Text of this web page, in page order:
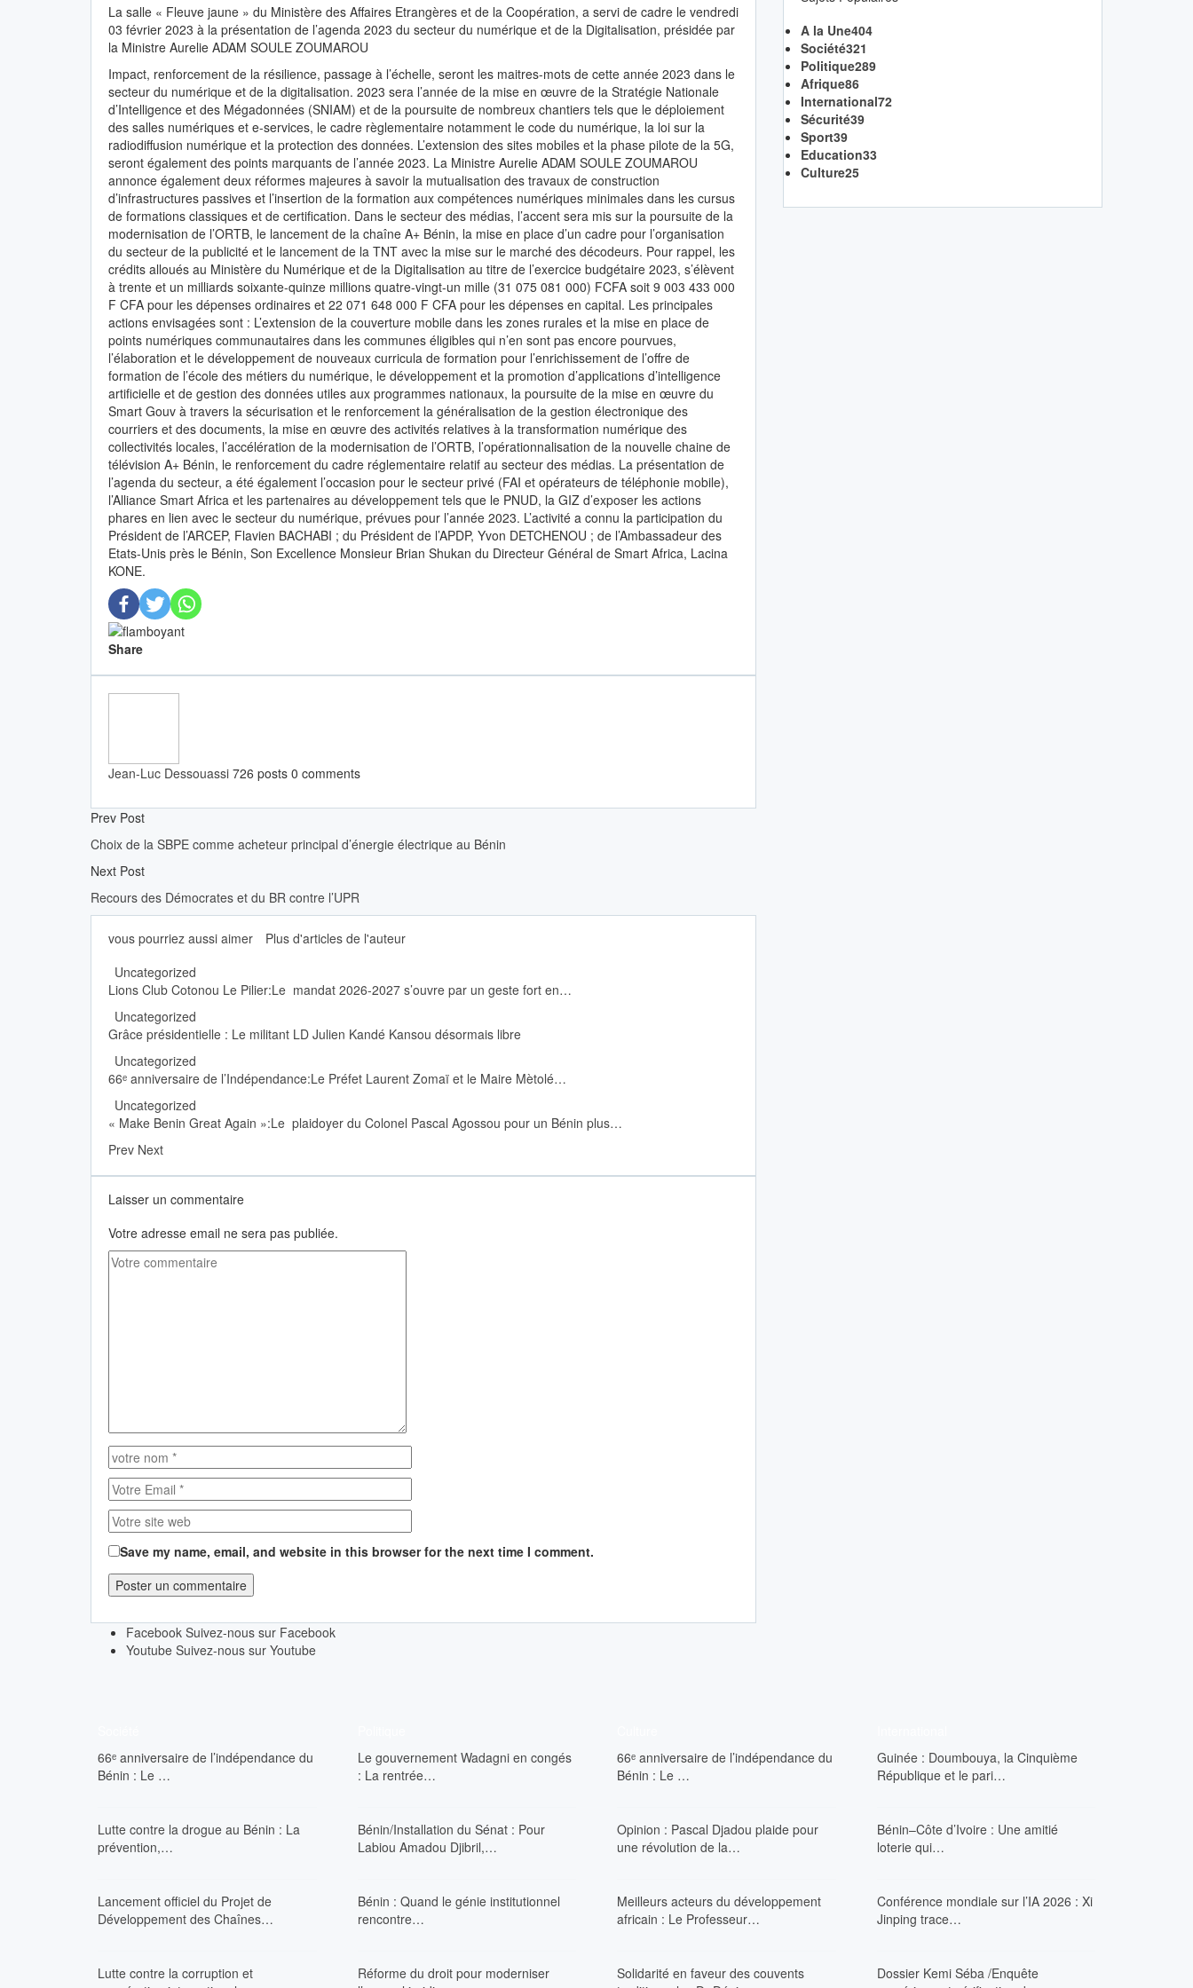
La salle « Fleuve jaune » du Ministère des Affaires Etrangères et de la Coopération, a servi de cadre le vendredi
03 février 2023 à la présentation de l’agenda 2023 du secteur du numérique et de la Digitalisation, présidée par
la Ministre Aurelie ADAM SOULE ZOUMAROU
Impact, renforcement de la résilience, passage à l’échelle, seront les maitres-mots de cette année 2023 dans le
secteur du numérique et de la digitalisation. 2023 sera l’année de la mise en œuvre de la Stratégie Nationale
d’Intelligence et des Mégadonnées (SNIAM) et de la poursuite de nombreux chantiers tels que le déploiement
des salles numériques et e-services, le cadre règlementaire notamment le code du numérique, la loi sur la
radiodiffusion numérique et la protection des données. L’extension des sites mobiles et la phase pilote de la 5G,
seront également des points marquants de l’année 2023. La Ministre Aurelie ADAM SOULE ZOUMAROU
annonce également deux réformes majeures à savoir la mutualisation des travaux de construction
d’infrastructures passives et l’insertion de la formation aux compétences numériques minimales dans les cursus
de formations classiques et de certification. Dans le secteur des médias, l’accent sera mis sur la poursuite de la
modernisation de l’ORTB, le lancement de la chaîne A+ Bénin, la mise en place d’un cadre pour l’organisation
du secteur de la publicité et le lancement de la TNT avec la mise sur le marché des décodeurs. Pour rappel, les
crédits alloués au Ministère du Numérique et de la Digitalisation au titre de l’exercice budgétaire 2023, s’élèvent
à trente et un milliards soixante-quinze millions quatre-vingt-un mille (31 075 081 000) FCFA soit 9 003 433 000
F CFA pour les dépenses ordinaires et 22 071 648 000 F CFA pour les dépenses en capital. Les principales
actions envisagées sont : L’extension de la couverture mobile dans les zones rurales et la mise en place de
points numériques communautaires dans les communes éligibles qui n’en sont pas encore pourvues,
l’élaboration et le développement de nouveaux curricula de formation pour l’enrichissement de l’offre de
formation de l’école des métiers du numérique, le développement et la promotion d’applications d’intelligence
artificielle et de gestion des données utiles aux programmes nationaux, la poursuite de la mise en œuvre du
Smart Gouv à travers la sécurisation et le renforcement la généralisation de la gestion électronique des
courriers et des documents, la mise en œuvre des activités relatives à la transformation numérique des
collectivités locales, l’accélération de la modernisation de l’ORTB, l’opérationnalisation de la nouvelle chaine de
télévision A+ Bénin, le renforcement du cadre réglementaire relatif au secteur des médias. La présentation de
l’agenda du secteur, a été également l’occasion pour le secteur privé (FAI et opérateurs de téléphonie mobile),
l’Alliance Smart Africa et les partenaires au développement tels que le PNUD, la GIZ d’exposer les actions
phares en lien avec le secteur du numérique, prévues pour l’année 2023. L’activité a connu la participation du
Président de l’ARCEP, Flavien BACHABI ; du Président de l’APDP, Yvon DETCHENOU ; de l’Ambassadeur des
Etats-Unis près le Bénin, Son Excellence Monsieur Brian Shukan du Directeur Général de Smart Africa, Lacina
KONE.
Share
Jean-Luc Dessouassi 726 posts 0 comments
Prev Post
Choix de la SBPE comme acheteur principal d’énergie électrique au Bénin
Next Post
Recours des Démocrates et du BR contre l’UPR
vous pourriez aussi aimer
Plus d'articles de l'auteur
Uncategorized
Lions Club Cotonou Le Pilier:Le mandat 2026-2027 s’ouvre par un geste fort en…
Uncategorized
Grâce présidentielle : Le militant LD Julien Kandé Kansou désormais libre
Uncategorized
66ᵉ anniversaire de l’Indépendance:Le Préfet Laurent Zomaï et le Maire Mètolé…
Uncategorized
« Make Benin Great Again »:Le plaidoyer du Colonel Pascal Agossou pour un Bénin plus…
Prev Next
Laisser un commentaire
Votre adresse email ne sera pas publiée.
Save my name, email, and website in this browser for the next time I comment.
A la Une404
Société321
Politique289
Afrique86
International72
Sécurité39
Sport39
Education33
Culture25
Facebook Suivez-nous sur Facebook
Youtube Suivez-nous sur Youtube
66ᵉ anniversaire de l’indépendance du
Bénin : Le …
Lutte contre la drogue au Bénin : La
prévention,…
Lancement officiel du Projet de
Développement des Chaînes…
Lutte contre la corruption et
Le gouvernement Wadagni en congés
: La rentrée…
Bénin/Installation du Sénat : Pour
Labiou Amadou Djibril,…
Bénin : Quand le génie institutionnel
rencontre…
Réforme du droit pour moderniser
66ᵉ anniversaire de l’indépendance du
Bénin : Le …
Opinion : Pascal Djadou plaide pour
une révolution de la…
Meilleurs acteurs du développement
africain : Le Professeur…
Solidarité en faveur des couvents
Guinée : Doumbouya, la Cinquième
République et le pari…
Bénin–Côte d’Ivoire : Une amitié
loterie qui…
Conférence mondiale sur l’IA 2026 : Xi
Jinping trace…
Dossier Kemi Séba /Enquête